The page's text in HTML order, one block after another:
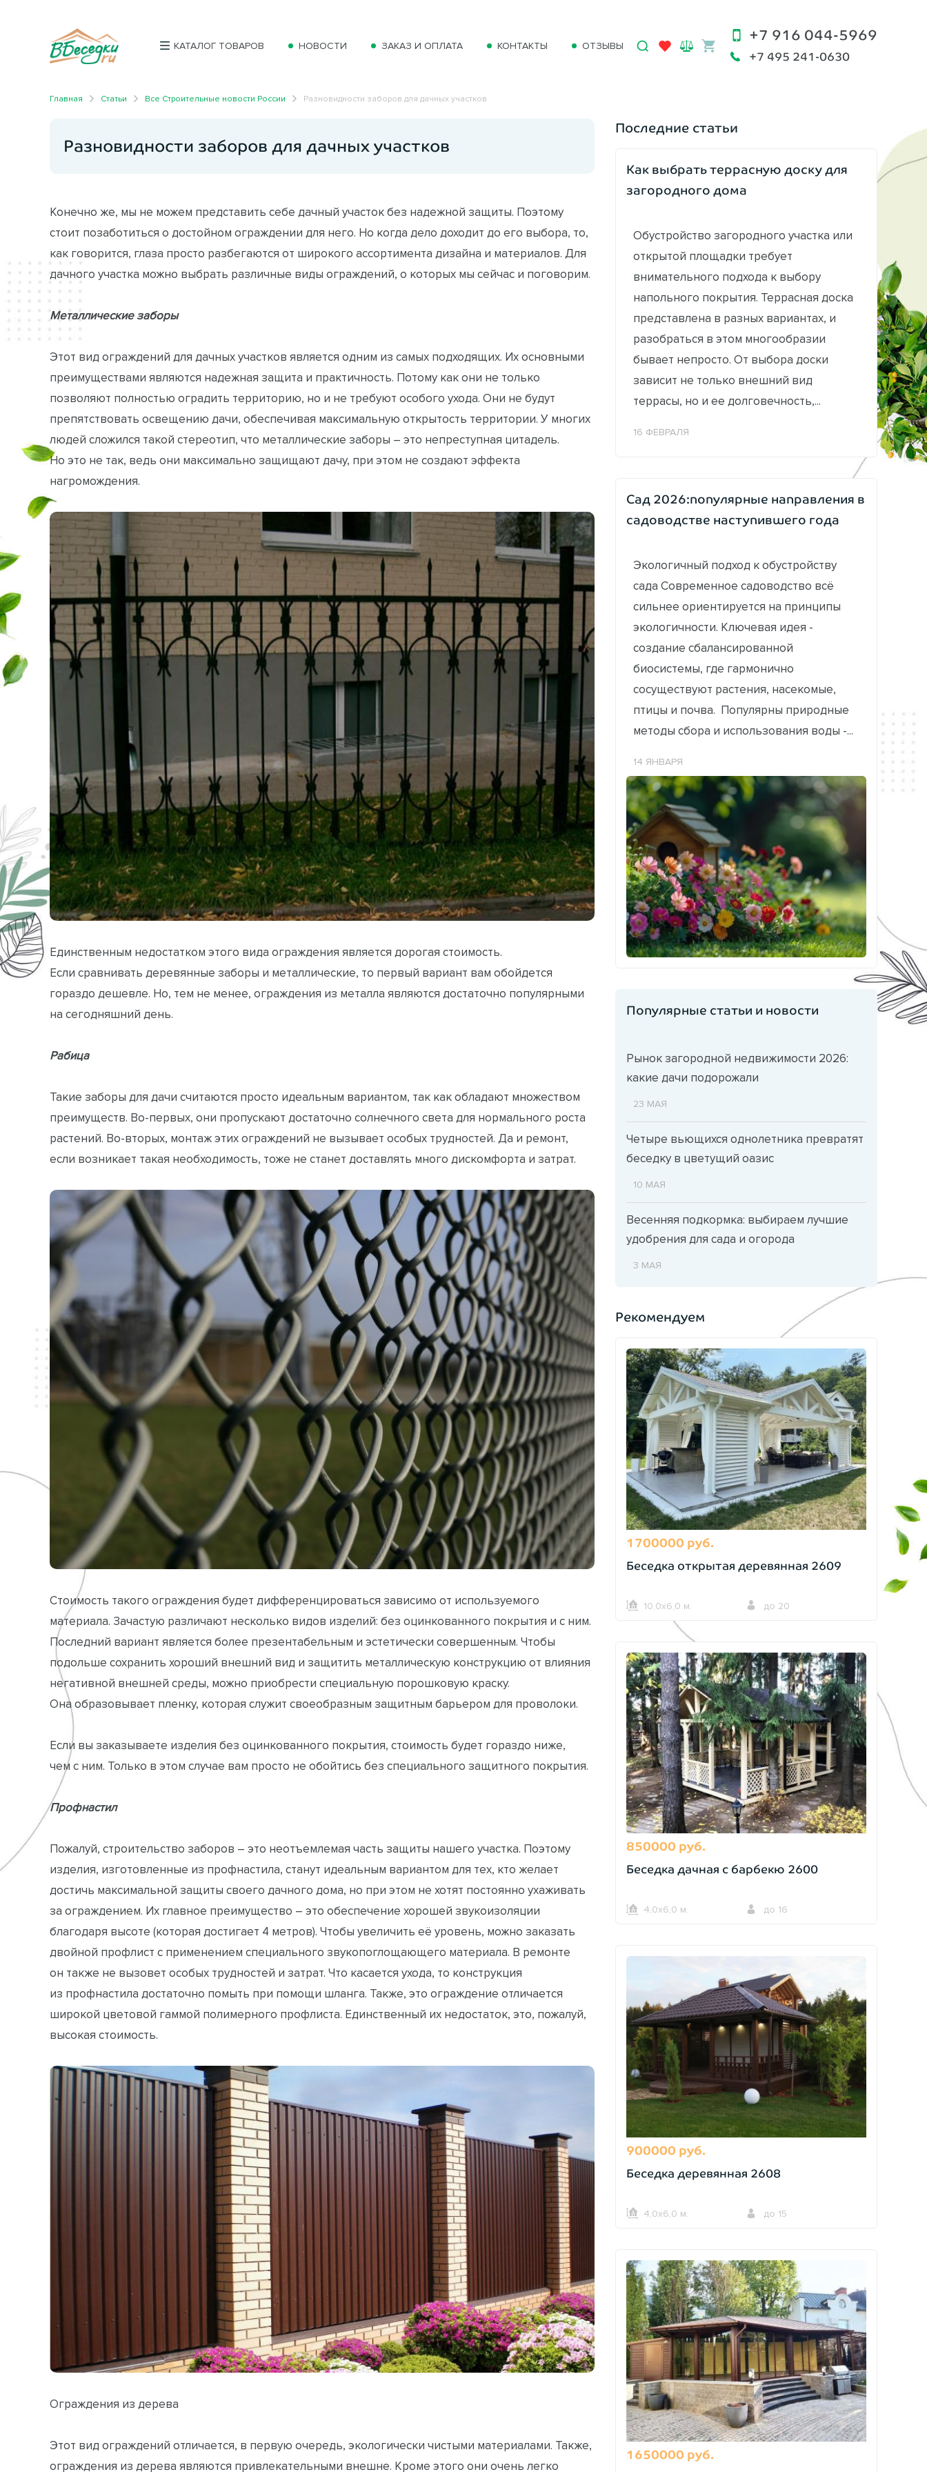
КАТАЛОГ ТОВАРОВ НОВОСТИ ЗАКАЗ И ОПЛАТА КОНТАКТЫ ОТЗЫВЫ
+7 916 044-5969
+7 495 241-0630
Главная Статьи Все Строительные новости России Разновидности заборов для дачных участков
Разновидности заборов для дачных участков
Конечно же, мы не можем представить себе дачный участок без надежной защиты. Поэтому
стоит позаботиться о достойном ограждении для него. Но когда дело доходит до его выбора, то,
как говорится, глаза просто разбегаются от широкого ассортимента дизайна и материалов. Для
дачного участка можно выбрать различные виды ограждений, о которых мы сейчас и поговорим.
Металлические заборы
Этот вид ограждений для дачных участков является одним из самых подходящих. Их основными
преимуществами являются надежная защита и практичность. Потому как они не только
позволяют полностью оградить территорию, но и не требуют особого ухода. Они не будут
препятствовать освещению дачи, обеспечивая максимальную открытость территории. У многих
людей сложился такой стереотип, что металлические заборы – это непреступная цитадель.
Но это не так, ведь они максимально защищают дачу, при этом не создают эффекта
нагромождения.
Единственным недостатком этого вида ограждения является дорогая стоимость.
Если сравнивать деревянные заборы и металлические, то первый вариант вам обойдется
гораздо дешевле. Но, тем не менее, ограждения из металла являются достаточно популярными
на сегодняшний день.
Рабица
Такие заборы для дачи считаются просто идеальным вариантом, так как обладают множеством
преимуществ. Во-первых, они пропускают достаточно солнечного света для нормального роста
растений. Во-вторых, монтаж этих ограждений не вызывает особых трудностей. Да и ремонт,
если возникает такая необходимость, тоже не станет доставлять много дискомфорта и затрат.
Стоимость такого ограждения будет дифференцироваться зависимо от используемого
материала. Зачастую различают несколько видов изделий: без оцинкованного покрытия и с ним.
Последний вариант является более презентабельным и эстетически совершенным. Чтобы
подольше сохранить хороший внешний вид и защитить металлическую конструкцию от влияния
негативной внешней среды, можно приобрести специальную порошковую краску.
Она образовывает пленку, которая служит своеобразным защитным барьером для проволоки.
Если вы заказываете изделия без оцинкованного покрытия, стоимость будет гораздо ниже,
чем с ним. Только в этом случае вам просто не обойтись без специального защитного покрытия.
Профнастил
Пожалуй, строительство заборов – это неотъемлемая часть защиты нашего участка. Поэтому
изделия, изготовленные из профнастила, станут идеальным вариантом для тех, кто желает
достичь максимальной защиты своего дачного дома, но при этом не хотят постоянно ухаживать
за ограждением. Их главное преимущество – это обеспечение хорошей звукоизоляции
благодаря высоте (которая достигает 4 метров). Чтобы увеличить её уровень, можно заказать
двойной профлист с применением специального звукопоглощающего материала. В ремонте
он также не вызовет особых трудностей и затрат. Что касается ухода, то конструкция
из профнастила достаточно помыть при помощи шланга. Также, это ограждение отличается
широкой цветовой гаммой полимерного профлиста. Единственный их недостаток, это, пожалуй,
высокая стоимость.
Ограждения из дерева
Этот вид ограждений отличается, в первую очередь, экологически чистыми материалами. Также,
ограждения из дерева являются привлекательными внешне. Кроме этого они очень легко
Последние статьи
Как выбрать террасную доску для
загородного дома
Обустройство загородного участка или
открытой площадки требует
внимательного подхода к выбору
напольного покрытия. Террасная доска
представлена в разных вариантах, и
разобраться в этом многообразии
бывает непросто. От выбора доски
зависит не только внешний вид
террасы, но и ее долговечность,...
16 ФЕВРАЛЯ
Сад 2026:популярные направления в
садоводстве наступившего года
Экологичный подход к обустройству
сада Современное садоводство всё
сильнее ориентируется на принципы
экологичности. Ключевая идея -
создание сбалансированной
биосистемы, где гармонично
сосуществуют растения, насекомые,
птицы и почва. Популярны природные
методы сбора и использования воды -...
14 ЯНВАРЯ
Популярные статьи и новости
Рынок загородной недвижимости 2026:
какие дачи подорожали
23 МАЯ
Четыре вьющихся однолетника превратят
беседку в цветущий оазис
10 МАЯ
Весенняя подкормка: выбираем лучшие
удобрения для сада и огорода
3 МАЯ
Рекомендуем
1700000 руб.
Беседка открытая деревянная 2609
10,0х6,0 м. до 20
850000 руб.
Беседка дачная с барбекю 2600
4,0х6,0 м. до 16
900000 руб.
Беседка деревянная 2608
4,0х6,0 м. до 15
1650000 руб.